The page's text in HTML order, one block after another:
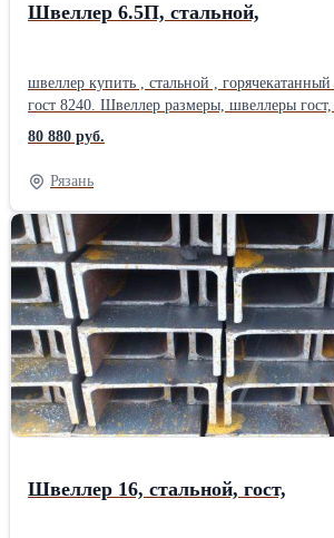
Швеллер 6.5П, стальной,
швеллер купить , стальной ,
гост 8240. Швеллер размеры, швеллеры
метра, швеллер цена за метр, швеллер за
уточняйте у менеджера, длина швеллера,
Производство : СеверСталь , НТМК, ММК.
металл: труба стальная, труба профильная,
прямоугольная, труба оцинкованная,
а1, проволока, полоса , квадрат , круглая
оцинковка, швеллер , уголок, балка,
Отгрузка по весам. Доставка по области.
городах России. Отгрузка от 1 штуки, в
размер швеллера, работаем с частниками.
5; Швеллер 8; Швеллер 10; Швеллер 12;
16; Швеллер 18; Швеллер 20; Швеллер 22;
27; Швеллер 30; швеллер
Страна-производитель: Россия Способ
Горячекатаный Марка металла: Ст 3пс/сп
80 880 руб.
Рязань
Швеллер 16, стальной, гост,